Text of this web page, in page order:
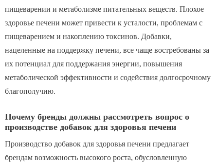
пищеварении и метаболизме питательных веществ. Плохое
здоровье печени может привести к усталости, проблемам с
пищеварением и накоплению токсинов. Добавки,
нацеленные на поддержку печени, все чаще востребованы за
их потенциал для поддержания энергии, повышения
метаболической эффективности и содействия долгосрочному
благополучию.
Почему бренды должны рассмотреть вопрос о
производстве добавок для здоровья печени
Производство добавок для здоровья печени предлагает
брендам возможность высокого роста, обусловленную